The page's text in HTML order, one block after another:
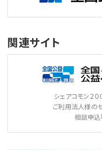
関連サイト
シェアコモン２
ご利用法人様の
相談申込